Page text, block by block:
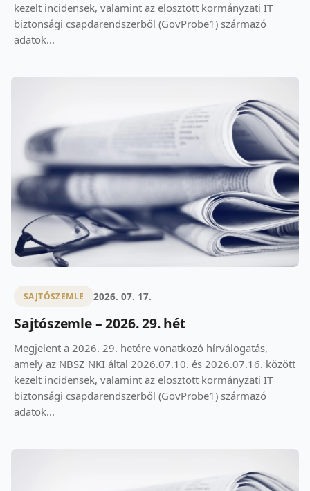
kezelt incidensek, valamint az elosztott kormányzati IT
biztonsági csapdarendszerből (GovProbe1) származó
adatok...
SAJTÓSZEMLE 2026. 07. 17.
Sajtószemle – 2026. 29. hét
Megjelent a 2026. 29. hetére vonatkozó hírválogatás,
amely az NBSZ NKI által 2026.07.10. és 2026.07.16. között
kezelt incidensek, valamint az elosztott kormányzati IT
biztonsági csapdarendszerből (GovProbe1) származó
adatok...